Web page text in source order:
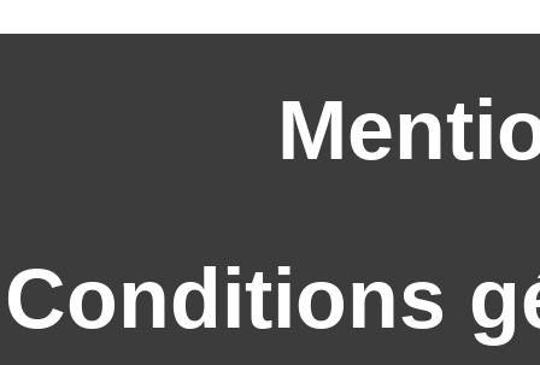
Conditions